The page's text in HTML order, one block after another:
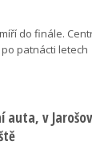
do finále.
patnácti letech
auta, v